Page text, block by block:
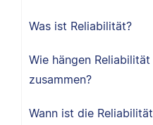
Was ist Reliabilität?
Wie hängen
zusammen?
Wann ist die